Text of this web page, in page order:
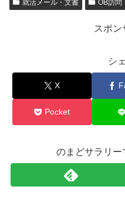
就活メール・文書 OB訪問
スポン
シ
X
Pocket
のまどサラリー